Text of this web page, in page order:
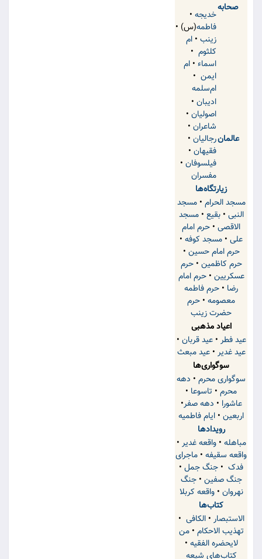
صحابه
خدیجه •
فاطمه(س) •
زینب • ام
کلثوم •
اسماء • ام
ایمن •
ام‌سلمه
عالمان
ادیبان •
اصولیان •
شاعران •
رجالیان •
فقیهان •
فیلسوفان •
مفسران
زیارتگاه‌ها
مسجد الحرام •مسجد
النبی •بقیع •مسجد
الاقصی • حرم امام
علی • مسجد کوفه •
حرم امام حسین •
حرم کاظمین •حرم
عسکریین •حرم امام
رضا • حرم فاطمه
معصومه • حرم
حضرت زینب
اعیاد مذهبی
عید فطر •عید قربان •
عید غدیر •عید مبعث
سوگواری‌ها
سوگواری محرم • دهه
محرم • تاسوعا •
عاشورا • دهه صفر•
اربعین • ایام فاطمیه
رویدادها
مباهله •واقعه غدیر •
واقعه سقیفه • ماجرای
فدک • جنگ جمل •
جنگ صفین •جنگ
نهروان •واقعه کربلا
کتاب‌ها
الاستبصار •الکافی •
تهذیب الاحکام •من
لایحضره الفقیه •
کتاب‌های شیعه